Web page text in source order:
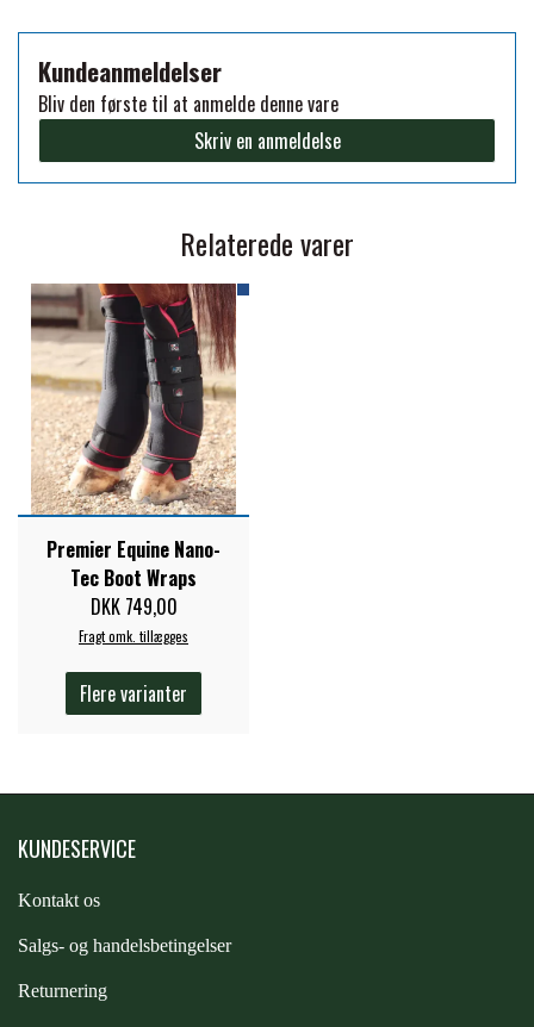
PREMIER EQUINE KØLETERAPI
PREMIER EQUINE GROOMING & STALD
MUSTAD
NAF
PHARMACARE
PREMIER EQUINE
RACING TACK
STAR TACK
TKO
WALDHAUSEN
Kundeanmeldelser
Bliv den første til at anmelde denne vare
Skriv en anmeldelse
Relaterede varer
Premier Equine Nano-
Tec Boot Wraps
DKK 749,00
Fragt omk. tillægges
Flere varianter
KUNDESERVICE
Kontakt os
Salgs- og handelsbetingelser
Returnering